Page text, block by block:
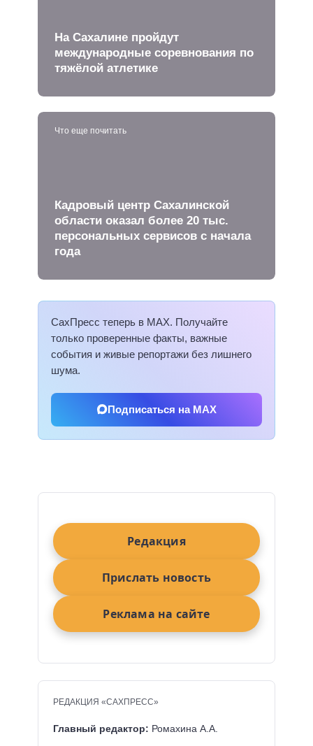
На Сахалине пройдут
международные соревнования по
тяжёлой атлетике
Что еще почитать
Кадровый центр Сахалинской
области оказал более 20 тыс.
персональных сервисов с начала
года
СахПресс теперь в MAX. Получайте
только проверенные факты, важные
события и живые репортажи без лишнего
шума.
Подписаться на MAX
Редакция
Прислать новость
Реклама на сайте
РЕДАКЦИЯ «САХПРЕСС»
Главный редактор: Ромахина А.А.